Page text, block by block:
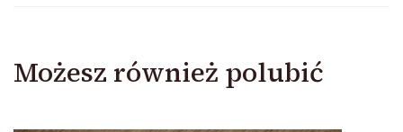
Możesz również polubić